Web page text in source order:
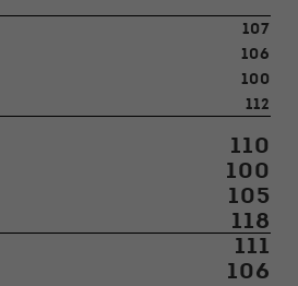
107
106
100
112
110
100
105
118
111
106